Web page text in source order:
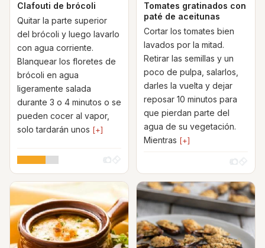
Clafouti de brócoli
Quitar la parte superior
del brócoli y luego lavarlo
con agua corriente.
Blanquear los floretes de
brócoli en agua
ligeramente salada
durante 3 o 4 minutos o se
pueden cocer al vapor,
solo tardarán unos [+]
Tomates gratinados con
paté de aceitunas
Cortar los tomates bien
lavados por la mitad.
Retirar las semillas y un
poco de pulpa, salarlos,
darles la vuelta y dejar
reposar 10 minutos para
que pierdan parte del
agua de su vegetación.
Mientras [+]